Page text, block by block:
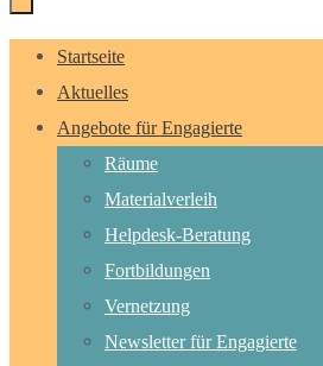
Zum
Inhalt
springen
Startseite
Aktuelles
Angebote für Engagierte
Räume
Materialverleih
Helpdesk-Beratung
Fortbildungen
Vernetzung
Newsletter für Engagierte